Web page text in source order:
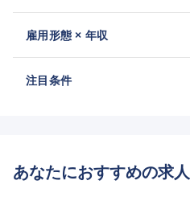
雇用形態 × 年収
注目条件
あなたにおすすめの求人